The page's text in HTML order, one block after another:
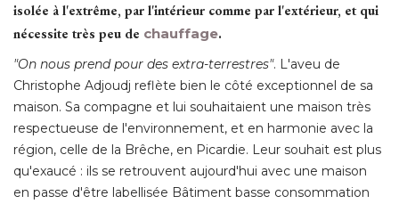
isolée à l'extrême, par l'intérieur comme par l'extérieur, et qui
nécessite très peu de chauffage.
"On nous prend pour des extra-terrestres". L'aveu de
Christophe Adjoudj reflète bien le côté exceptionnel de sa
maison. Sa compagne et lui souhaitaient une maison très
respectueuse de l'environnement, et en harmonie avec la
région, celle de la Brêche, en Picardie. Leur souhait est plus
qu'exaucé : ils se retrouvent aujourd'hui avec une maison
en passe d'être labellisée Bâtiment basse consommation